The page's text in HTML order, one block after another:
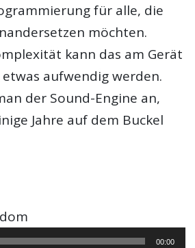
für alle, die
möchten.
kann das am Gerät
aufwendig werden.
der Sound-Engine an,
Jahre auf dem Buckel
00:00